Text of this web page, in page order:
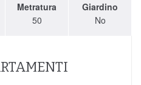
Metratura
50
Giardino
No